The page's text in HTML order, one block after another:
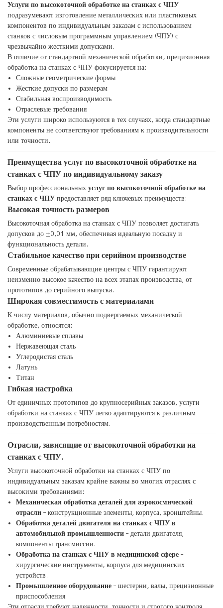
Услуги по высокоточной обработке на станках с ЧПУ
подразумевают изготовление металлических или пластиковых
компонентов по индивидуальным заказам с использованием
станков с числовым программным управлением (ЧПУ) с
чрезвычайно жесткими допусками.
В отличие от стандартной механической обработки, прецизионная
обработка на станках с ЧПУ фокусируется на:
Сложные геометрические формы
Жесткие допуски по размерам
Стабильная воспроизводимость
Отраслевые требования
Эти услуги широко используются в тех случаях, когда стандартные
компоненты не соответствуют требованиям к производительности
или точности.
Преимущества услуг по высокоточной обработке на
станках с ЧПУ по индивидуальному заказу
Выбор профессиональных услуг по высокоточной обработке на
станках с ЧПУ предоставляет ряд ключевых преимуществ:
Высокая точность размеров
Высокоточная обработка на станках с ЧПУ позволяет достигать
допусков до ±0,01 мм, обеспечивая идеальную посадку и
функциональность детали.
Стабильное качество при серийном производстве
Современные обрабатывающие центры с ЧПУ гарантируют
неизменно высокое качество на всех этапах производства, от
прототипов до серийного выпуска.
Широкая совместимость с материалами
К числу материалов, обычно подвергаемых механической
обработке, относятся:
Алюминиевые сплавы
Нержавеющая сталь
Углеродистая сталь
Латунь
Титан
Гибкая настройка
От единичных прототипов до крупносерийных заказов, услуги
обработки на станках с ЧПУ легко адаптируются к различным
производственным потребностям.
Отрасли, зависящие от высокоточной обработки на
станках с ЧПУ.
Услуги высокоточной обработки на станках с ЧПУ по
индивидуальным заказам крайне важны во многих отраслях с
высокими требованиями:
Механическая обработка деталей для аэрокосмической
отрасли– конструкционные элементы, корпуса, кронштейны.
Обработка деталей двигателя на станках с ЧПУ в
автомобильной промышленности– детали двигателя,
компоненты трансмиссии.
Обработка на станках с ЧПУ в медицинской сфере–
хирургические инструменты, корпуса для медицинских
устройств.
Промышленное оборудование– шестерни, валы, прецизионные
приспособления